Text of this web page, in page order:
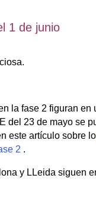
1 de junio
la fase 2 figuran
del 23 de mayo se
este artículo sobre
2 .
y LLeida siguen